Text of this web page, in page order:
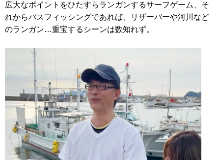
広大なポイントをひたすらランガンするサーフゲーム、そ
れからバスフィッシングであれば、リザーバーや河川など
のランガン…重宝するシーンは数知れず。